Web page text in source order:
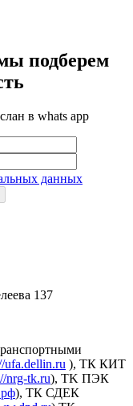
подберем
в whats app
данных
137
ufa.dellin.ru ), ТК КИТ
nrg-tk.ru), ТK ПЭК
), ТК СДЕК